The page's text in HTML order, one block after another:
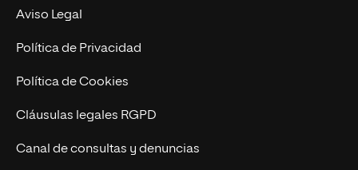
Experto Universitario
Postgrados
Cursos Universitarios
Nuestro Equipo
Trabaja en UNIR
Actualidad
UNIR Revista
Eventos
Aviso Legal
Política de Privacidad
Política de Cookies
Cláusulas legales RGPD
Canal de consultas y denuncias